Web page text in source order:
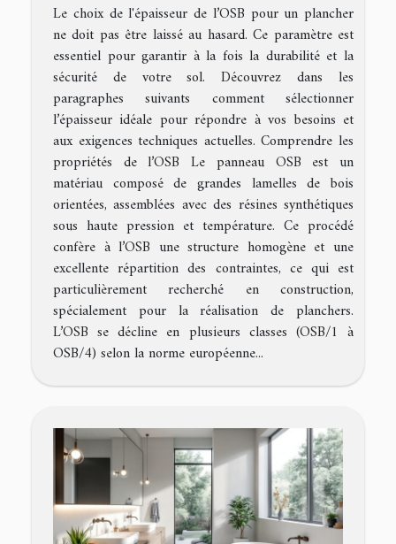
Le choix de l'épaisseur de l’OSB pour un plancher
ne doit pas être laissé au hasard. Ce paramètre est
essentiel pour garantir à la fois la durabilité et la
sécurité de votre sol. Découvrez dans les
paragraphes suivants comment sélectionner
l’épaisseur idéale pour répondre à vos besoins et
aux exigences techniques actuelles. Comprendre les
propriétés de l’OSB Le panneau OSB est un
matériau composé de grandes lamelles de bois
orientées, assemblées avec des résines synthétiques
sous haute pression et température. Ce procédé
confère à l’OSB une structure homogène et une
excellente répartition des contraintes, ce qui est
particulièrement recherché en construction,
spécialement pour la réalisation de planchers.
L’OSB se décline en plusieurs classes (OSB/1 à
OSB/4) selon la norme européenne...